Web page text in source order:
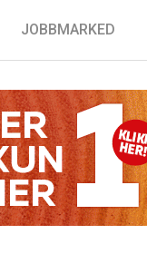
JOBBMARKED